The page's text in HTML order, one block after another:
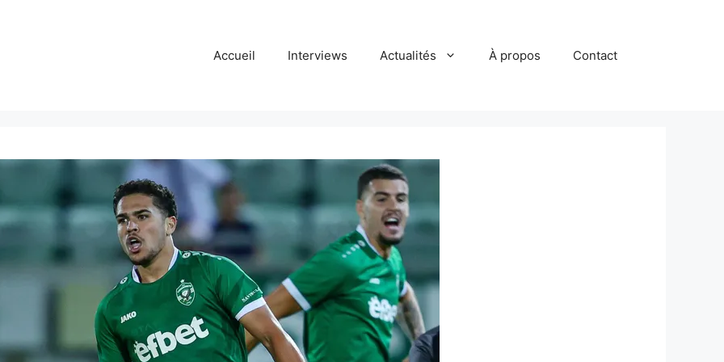
Accueil Interviews Actualités À propos Contact